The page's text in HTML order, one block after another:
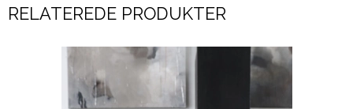
RELATEREDE PRODUKTER